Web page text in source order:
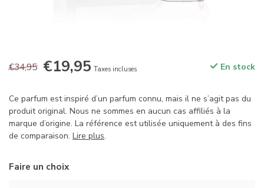
€34,95 €19,95 Taxes incluses En stock
Ce parfum est inspiré d’un parfum connu, mais il ne s’agit pas du
produit original. Nous ne sommes en aucun cas affiliés à la
marque d’origine. La référence est utilisée uniquement à des fins
de comparaison. Lire plus.
Faire un choix